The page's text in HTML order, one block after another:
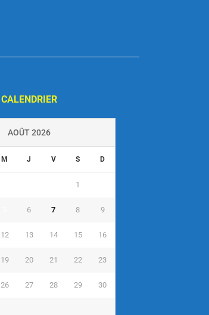
CALENDRIER
AOÛT 2026
M J V S D
1
6 7 8 9
12 13 14 15 16
19 20 21 22 23
26 27 28 29 30